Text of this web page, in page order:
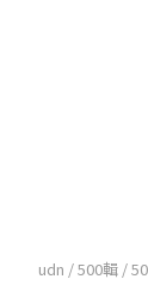
udn /500輯 /